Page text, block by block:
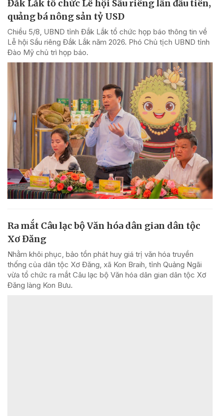
Đắk Lắk tổ chức Lễ hội Sầu riêng lần đầu tiên,
quảng bá nông sản tỷ USD
Chiều 5/8, UBND tỉnh Đắk Lắk tổ chức họp báo thông tin về
Lễ hội Sầu riêng Đắk Lắk năm 2026. Phó Chủ tịch UBND tỉnh
Đào Mỹ chủ trì họp báo.
Ra mắt Câu lạc bộ Văn hóa dân gian dân tộc
Xơ Đăng
Nhằm khôi phục, bảo tồn phát huy giá trị văn hóa truyền
thống của dân tộc Xơ Đăng, xã Kon Braih, tỉnh Quảng Ngãi
vừa tổ chức ra mắt Câu lạc bộ Văn hóa dân gian dân tộc Xơ
Đăng làng Kon Bưu.